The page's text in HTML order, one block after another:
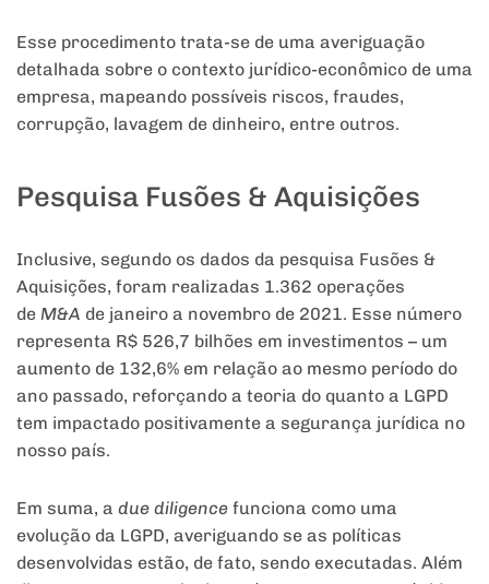
Esse procedimento trata-se de uma averiguação
detalhada sobre o contexto jurídico-econômico de uma
empresa, mapeando possíveis riscos, fraudes,
corrupção, lavagem de dinheiro, entre outros.
Pesquisa Fusões & Aquisições
Inclusive, segundo os dados da pesquisa Fusões &
Aquisições, foram realizadas 1.362 operações
de M&A de janeiro a novembro de 2021. Esse número
representa R$ 526,7 bilhões em investimentos – um
aumento de 132,6% em relação ao mesmo período do
ano passado, reforçando a teoria do quanto a LGPD
tem impactado positivamente a segurança jurídica no
nosso país.
Em suma, a due diligence funciona como uma
evolução da LGPD, averiguando se as políticas
desenvolvidas estão, de fato, sendo executadas. Além